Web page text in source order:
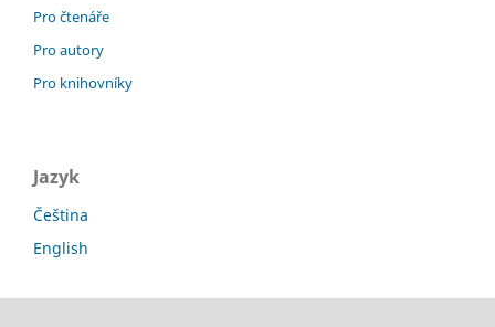
Pro čtenáře
Pro autory
Pro knihovníky
Jazyk
Čeština
English